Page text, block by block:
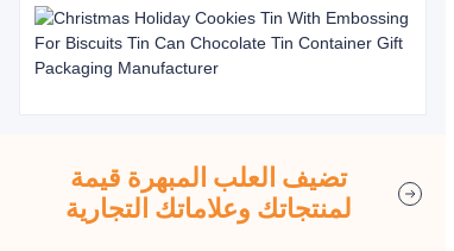
تضيف العلب المبهرة قيمة
لمنتجاتك وعلاماتك التجارية